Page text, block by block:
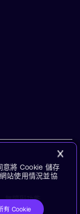
無障礙功能
意將 Cookie 儲存
站使用情況並協
有 Cookie